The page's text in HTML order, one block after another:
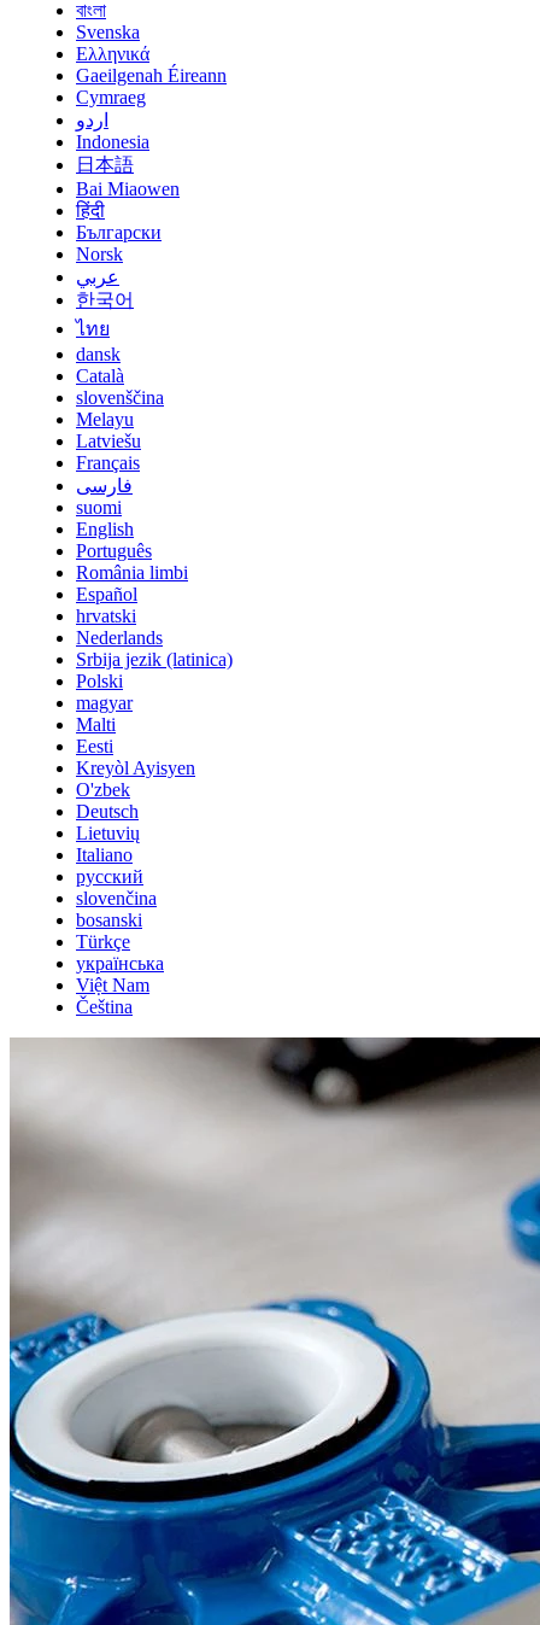
বাংলা
Svenska
Ελληνικά
Gaeilgenah Éireann
Cymraeg
اردو
Indonesia
日本語
Bai Miaowen
हिंदी
Български
Norsk
عربي
한국어
ไทย
dansk
Català
slovenščina
Melayu
Latviešu
Français
فارسی
suomi
English
Português
România limbi
Español
hrvatski
Nederlands
Srbija jezik (latinica)
Polski
magyar
Malti
Eesti
Kreyòl Ayisyen
O'zbek
Deutsch
Lietuvių
Italiano
русский
slovenčina
bosanski
Türkçe
українська
Việt Nam
Čeština